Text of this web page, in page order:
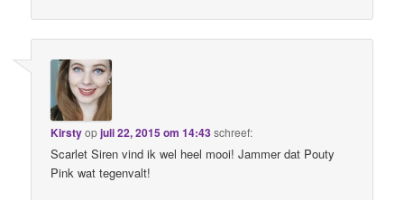
Kirstyopjuli 22, 2015 om 14:43schreef:
Scarlet Siren vind ik wel heel mooi! Jammer dat Pouty
Pink wat tegenvalt!